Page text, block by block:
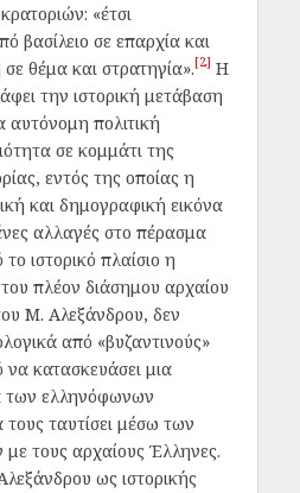
«έτσι
βασίλειο σε επαρχία και
θέμα και στρατηγία».[2] Η
την ιστορική μετάβαση
αυτόνομη πολιτική
σε κομμάτι της
εντός της οποίας η
και δημογραφική εικόνα
αλλαγές στο πέρασμα
ιστορικό πλαίσιο η
πλέον διάσημου αρχαίου
Μ. Αλεξάνδρου, δεν
από «βυζαντινούς»
κατασκευάσει μια
των ελληνόφωνων
ταυτίσει μέσω των
τους αρχαίους Έλληνες.
ως ιστορικής